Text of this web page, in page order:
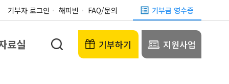
기부자 로그인 해피빈 FAQ/문의 기부금 영수증
료실 기부하기 지원사업